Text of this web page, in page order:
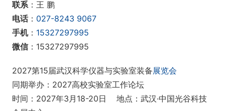
联系：王 鹏
电话： 027-8243 9067
手机： 15327297995
微信：15327297995
2027第15届武汉科学仪器与实验室装备展览会
同期举办：2027高校实验室工作论坛
时间：2027年3月18-20日 地点：武汉·中国光谷科技